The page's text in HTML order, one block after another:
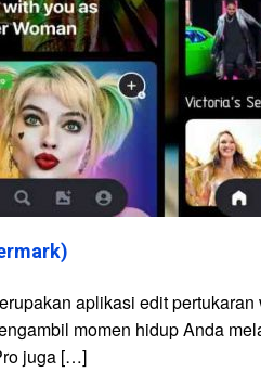
aplikasi edit
momen hidup Anda
juga […]